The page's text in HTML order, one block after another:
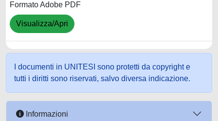
Formato Adobe PDF
Visualizza/Apri
I documenti in UNITESI sono protetti da copyright e
tutti i diritti sono riservati, salvo diversa indicazione.
Informazioni